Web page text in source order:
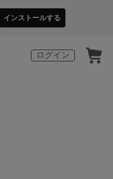
インストールする
ログイン